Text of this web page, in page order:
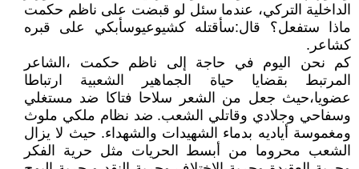
الداخلية التركي، عندما سئل لو قبضت على ناظم حكمت
ماذا ستفعل؟ قال:سأقتله كشيوعيوسأبكي على قبره
كشاعر.
كم نحن اليوم في حاجة إلى ناظم حكمت ،الشاعر
المرتبط بقضايا حياة الجماهير الشعبية ارتباطا
عضويا،حيث جعل من الشعر سلاحا فتاكا ضد مستغلي
وسفاحي وجلادي وقاتلي الشعب. ضد نظام ملكي ملوث
ومغموسة أياديه بدماء الشهيدات والشهداء. حيث لا يزال
الشعب محروما من أبسط الحريات مثل حرية الفكر